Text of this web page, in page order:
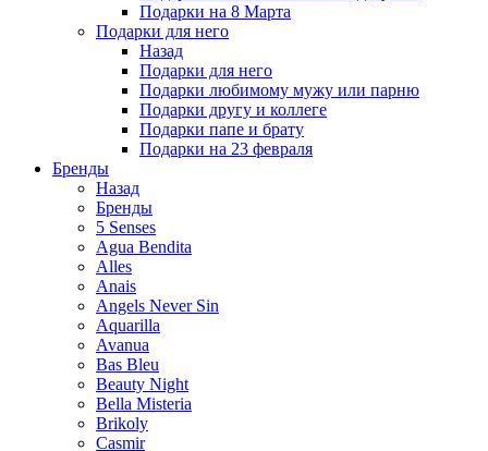
Подарки на 8 Марта
Подарки для него
Назад
Подарки для него
Подарки любимому мужу или парню
Подарки другу и коллеге
Подарки папе и брату
Подарки на 23 февраля
Бренды
Назад
Бренды
5 Senses
Agua Bendita
Alles
Anais
Angels Never Sin
Aquarilla
Avanua
Bas Bleu
Beauty Night
Bella Misteria
Brikoly
Casmir